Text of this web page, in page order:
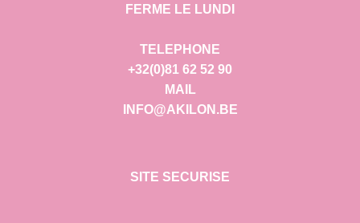
FERME LE LUNDI
TELEPHONE
+32(0)81 62 52 90
MAIL
INFO@AKILON.BE
SITE SECURISE